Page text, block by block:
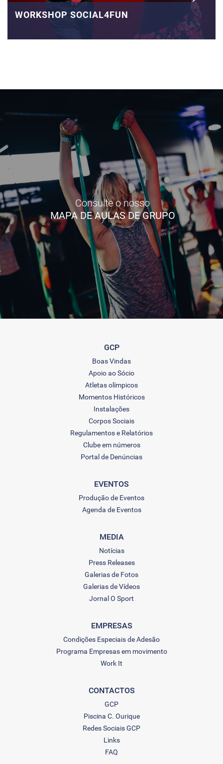
WORKSHOP SOCIAL4FUN
Consulte o nosso
MAPA DE AULAS DE GRUPO
GCP
Boas Vindas
Apoio ao Sócio
Atletas olímpicos
Momentos Históricos
Instalações
Corpos Sociais
Regulamentos e Relatórios
Clube em números
Portal de Denúncias
EVENTOS
Produção de Eventos
Agenda de Eventos
MEDIA
Notícias
Press Releases
Galerias de Fotos
Galerias de Vídeos
Jornal O Sport
EMPRESAS
Condições Especiais de Adesão
Programa Empresas em movimento
Work It
CONTACTOS
GCP
Piscina C. Ourique
Redes Sociais GCP
Links
FAQ